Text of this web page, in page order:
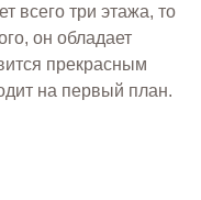
всего три этажа, то
он обладает
прекрасным
на первый план.